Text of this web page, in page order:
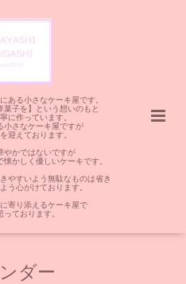
ある小さなケーキ屋です。
菓子を】という想いのもと
に作っています。
小さなケーキ屋ですが
迎えております。
やかではないですが
懐かしく優しいケーキです。
やすいよう無駄なものは省き
う心がけております。
寄り添えるケーキ屋で
っております。
ダー